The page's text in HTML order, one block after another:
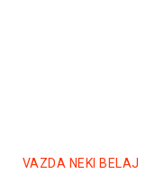
VAZDA NEKI BELAJ